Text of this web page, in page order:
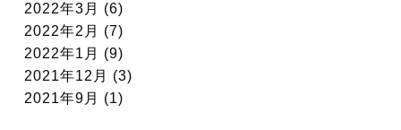
2022年3月 (6)
2022年2月 (7)
2022年1月 (9)
2021年12月 (3)
2021年9月 (1)